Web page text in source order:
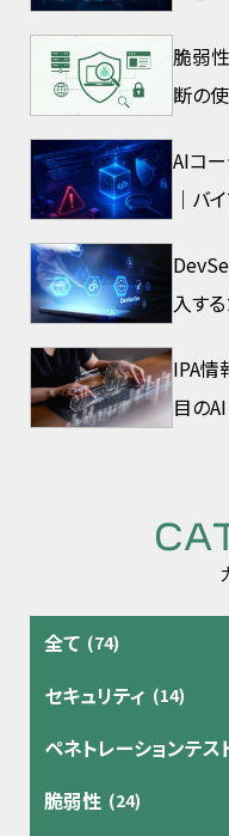
脆弱
断の
AIコ
｜バ
入す
IPA情
目の
全て (74)
セキュリティ (14)
ペネトレーションテス
脆弱性 (24)